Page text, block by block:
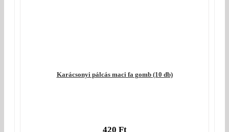
Karácsonyi pálcás maci fa gomb (10 db)
420 Ft